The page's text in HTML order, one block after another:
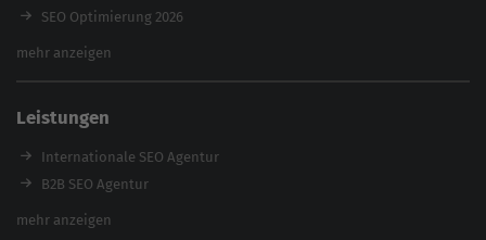
SEO Optimierung 2026
Backlink-Audit 2026
Referenzen
E-Books
Magazin
mehr anzeigen
Leistungen
Internationale SEO Agentur
B2B SEO Agentur
Inhouse SEO Agentur
mehr anzeigen